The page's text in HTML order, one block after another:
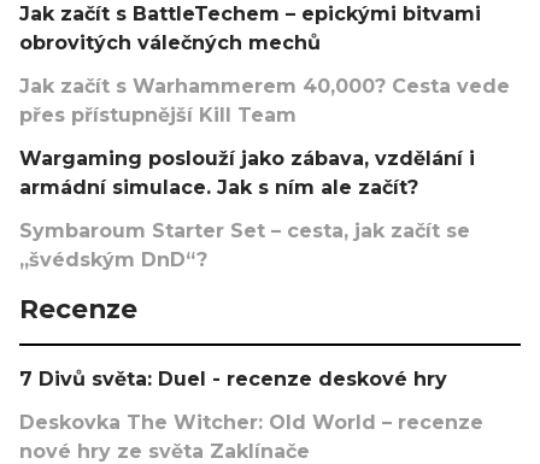
Jak začít s BattleTechem – epickými bitvami
obrovitých válečných mechů
Jak začít s Warhammerem 40,000? Cesta vede
přes přístupnější Kill Team
Wargaming poslouží jako zábava, vzdělání i
armádní simulace. Jak s ním ale začít?
Symbaroum Starter Set – cesta, jak začít se
„švédským DnD“?
Recenze
7 Divů světa: Duel - recenze deskové hry
Deskovka The Witcher: Old World – recenze
nové hry ze světa Zaklínače